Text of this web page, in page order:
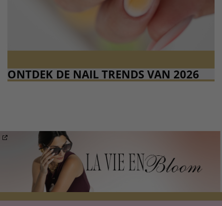
ONTDEK DE NAIL TRENDS VAN 2026